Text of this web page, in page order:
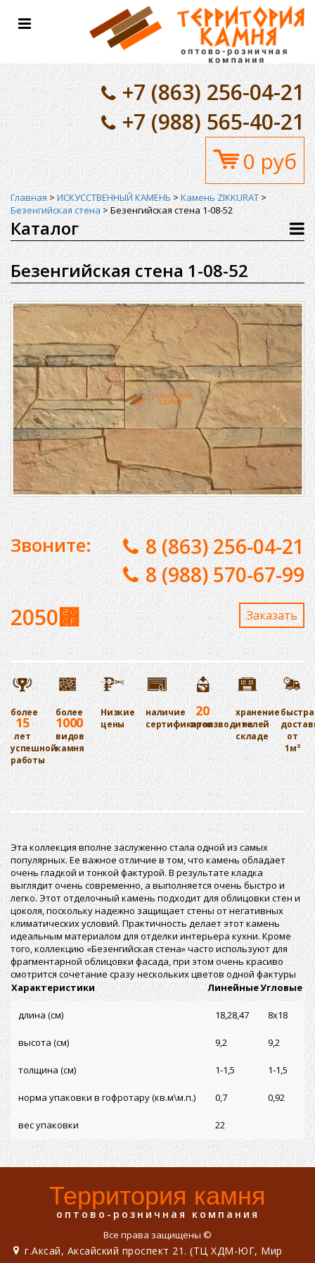
Toggle
+7 (863) 256-04-21
+7 (988) 565-40-21
0 руб
Главная>ИСКУССТВЕННЫЙ КАМЕНЬ>Камень ZIKKURAT>
Безенгийская стена>Безенгийская стена 1-08-52
Каталог
Безенгийская стена 1-08-52
Звоните:
8 (863) 256-04-21
8 (988) 570-67-99
2050⃏ Заказaть
более
15
лет
успешной
работы
более
1000
видов
камня
Низкие
цены
наличие
сертификатов
20
производителей
хранение
на
складе
от
1м²
Эта коллекция вполне заслуженно стала одной из самых
популярных. Ее важное отличие в том, что камень обладает
очень гладкой и тонкой фактурой. В результате кладка
выглядит очень современно, а выполняется очень быстро и
легко. Этот отделочный камень подходит для облицовки стен и
цоколя, поскольку надежно защищает стены от негативных
климатических условий. Практичность делает этот камень
идеальным материалом для отделки интерьера кухни. Кроме
того, коллекцию «Безенгийская стена» часто используют для
фрагментарной облицовки фасада, при этом очень красиво
смотрится сочетание сразу нескольких цветов одной фактуры
Характеристики
ЛинейныеУгловые
длина (см) 18,28,47 8х18
высота (см) 9,2 9,2
толщина (см) 1-1,5 1-1,5
норма упаковки в гофротару (кв.м\м.п.) 0,7 0,92
вес упаковки 22
Территория камня
оптово-розничная компания
Все права защищены ©
г.Аксай, Аксайский проспект 21. (ТЦ ХДМ-ЮГ, Мир